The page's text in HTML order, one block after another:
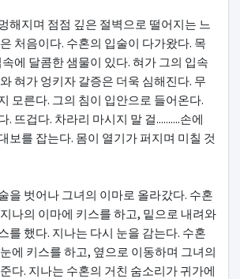
해지며 점점 깊은 절벽으로 떨어지는 느
처음이다. 수혼의 입술이 다가왔다. 목
에 달콤한 샘물이 있다. 혀가 그의 입속
혀가 엉키자 갈증은 더욱 심해진다. 무
모른다. 그의 침이 입안으로 들어온다.
. 뜨겁다. 차라리 마시지 말 걸..........손에
보를 잡는다. 몸이 열기가 퍼지며 미칠 것
을 벗어나 그녀의 이마로 올라갔다. 수혼
나의 이마에 키스를 하고, 밑으로 내려와
를 했다. 지나는 다시 눈을 감는다. 수혼
에 키스를 하고, 옆으로 이동하며 그녀의
다. 지나는 수혼의 거친 숨소리가 귀가에